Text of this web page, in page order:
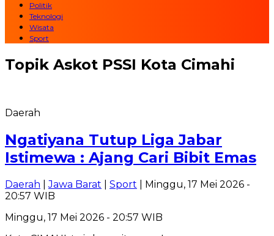
Politik
Teknologi
Wisata
Sport
Topik Askot PSSI Kota Cimahi
Daerah
Ngatiyana Tutup Liga Jabar
Istimewa : Ajang Cari Bibit Emas
Daerah |Jawa Barat Sport | Minggu, 17 Mei 2026 -
20:57 WIB
Minggu, 17 Mei 2026 - 20:57 WIB